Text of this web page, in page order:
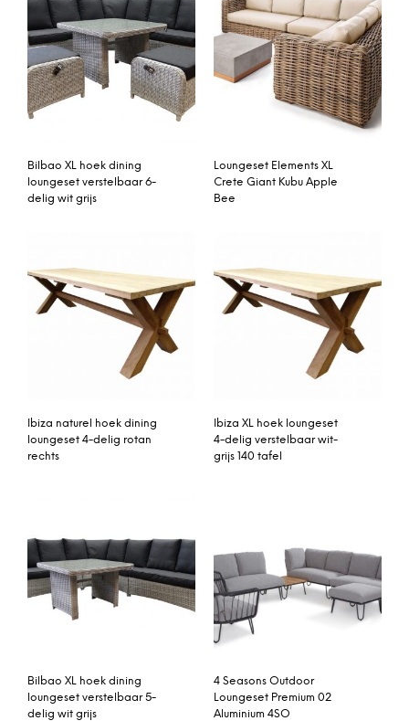
Bilbao XL hoek dining
loungeset verstelbaar 6-
delig wit grijs
Loungeset Elements XL
Crete Giant Kubu Apple
Bee
Ibiza naturel hoek dining
loungeset 4-delig rotan
rechts
Ibiza XL hoek loungeset
4-delig verstelbaar wit-
grijs 140 tafel
Bilbao XL hoek dining
loungeset verstelbaar 5-
delig wit grijs
4 Seasons Outdoor
Loungeset Premium 02
Aluminium 4SO